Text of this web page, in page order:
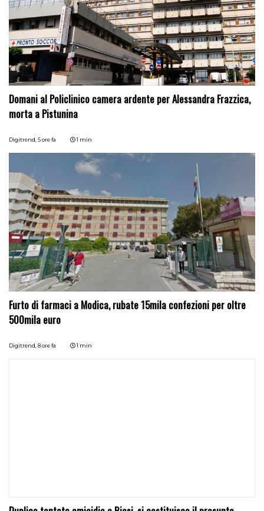
Domani al Policlinico camera ardente per Alessandra Frazzica,
morta a Pistunina
Digitrend, 5 ore fa 1 min
Furto di farmaci a Modica, rubate 15mila confezioni per oltre
500mila euro
Digitrend, 8 ore fa 1 min